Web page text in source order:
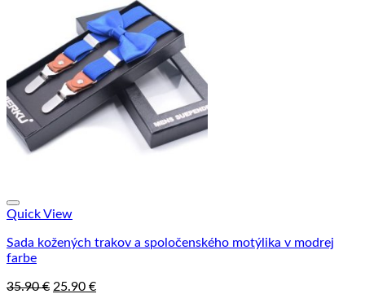
Quick View
Sada kožených trakov a spoločenského motýlika v modrej
farbe
35.90€ Pôvodná
25.90 €Aktuálna